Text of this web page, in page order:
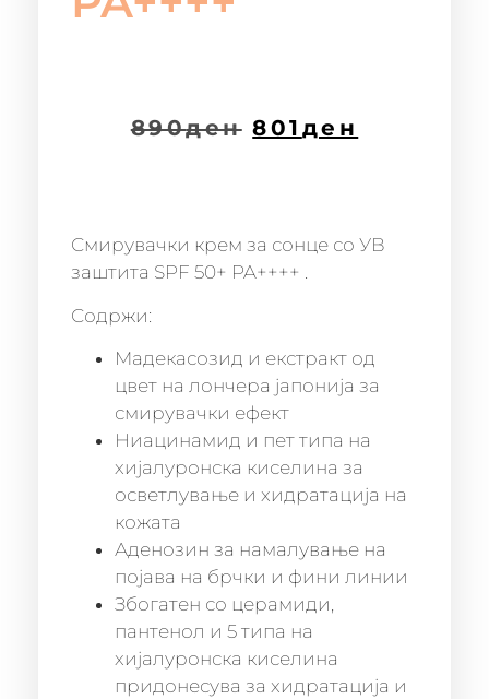
890ден 801 ден
Смирувачки крем за сонце со УВ
заштита SPF 50+ PA++++ .
Содржи:
Мадекасозид и екстракт од
цвет на лончера јапонија за
смирувачки ефект
Ниацинамид и пет типа на
хијалуронска киселина за
осветлување и хидратација на
кожата
Аденозин за намалување на
појава на брчки и фини линии
Збогатен со церамиди,
пантенол и 5 типа на
хијалуронска киселина
придонесува за хидратација и